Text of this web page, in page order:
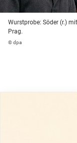
Wurstprobe: Söder (r.)
Prag.
© dpa